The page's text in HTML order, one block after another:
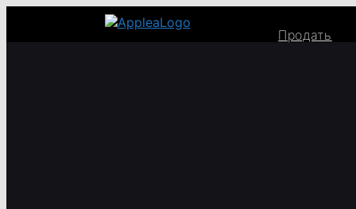
Продать